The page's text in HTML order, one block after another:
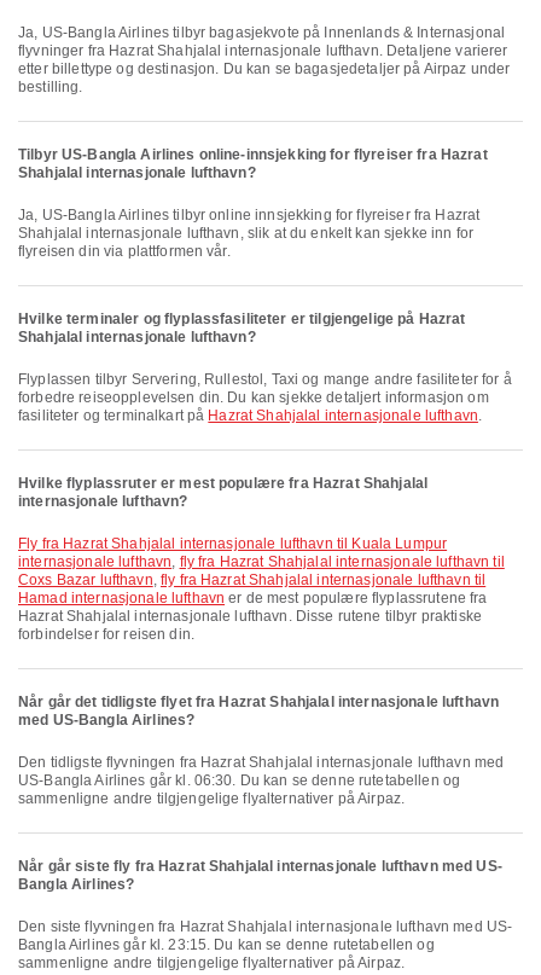
Ja, US-Bangla Airlines tilbyr bagasjekvote på Innenlands & Internasjonal
flyvninger fra Hazrat Shahjalal internasjonale lufthavn. Detaljene varierer
etter billettype og destinasjon. Du kan se bagasjedetaljer på Airpaz under
bestilling.
Tilbyr US-Bangla Airlines online-innsjekking for flyreiser fra Hazrat
Shahjalal internasjonale lufthavn?
Ja, US-Bangla Airlines tilbyr online innsjekking for flyreiser fra Hazrat
Shahjalal internasjonale lufthavn, slik at du enkelt kan sjekke inn for
flyreisen din via plattformen vår.
Hvilke terminaler og flyplassfasiliteter er tilgjengelige på Hazrat
Shahjalal internasjonale lufthavn?
Flyplassen tilbyr Servering, Rullestol, Taxi og mange andre fasiliteter for å
forbedre reiseopplevelsen din. Du kan sjekke detaljert informasjon om
fasiliteter og terminalkart på Hazrat Shahjalal internasjonale lufthavn.
Hvilke flyplassruter er mest populære fra Hazrat Shahjalal
internasjonale lufthavn?
fly fra Hazrat Shahjalal internasjonale lufthavn til Kuala Lumpur
internasjonale lufthavn, fly fra Hazrat Shahjalal internasjonale lufthavn til
Coxs Bazar lufthavn, fly fra Hazrat Shahjalal internasjonale lufthavn til
Hamad internasjonale lufthavn er de mest populære flyplassrutene fra
Hazrat Shahjalal internasjonale lufthavn. Disse rutene tilbyr praktiske
forbindelser for reisen din.
Når går det tidligste flyet fra Hazrat Shahjalal internasjonale lufthavn
med US-Bangla Airlines?
Den tidligste flyvningen fra Hazrat Shahjalal internasjonale lufthavn med
US-Bangla Airlines går kl. 06:30. Du kan se denne rutetabellen og
sammenligne andre tilgjengelige flyalternativer på Airpaz.
Når går siste fly fra Hazrat Shahjalal internasjonale lufthavn med US-
Bangla Airlines?
Den siste flyvningen fra Hazrat Shahjalal internasjonale lufthavn med US-
Bangla Airlines går kl. 23:15. Du kan se denne rutetabellen og
sammenligne andre tilgjengelige flyalternativer på Airpaz.